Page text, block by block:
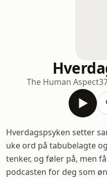
The Human Aspect
Hverdagspsyken setter
uke ord på tabubelagte
tenker, og føler på, men
podcasten for deg som